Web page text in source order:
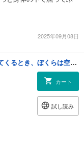
2025年09月08日
漫画 いしぶみ 原爆が落ちてくるとき、ぼくらは空を見ていた
カート
試し読み